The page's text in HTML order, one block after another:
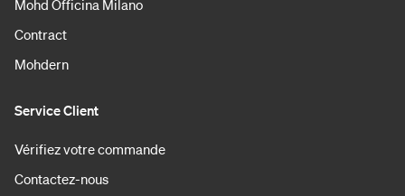
Mohd Officina Milano
Contract
Mohdern
Service Client
Vérifiez votre commande
Contactez-nous